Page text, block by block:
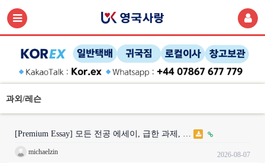
과외/레슨
[Premium Essay] 모든 전공 에세이, 급한 과제, …
michaelzin 2026-08-07